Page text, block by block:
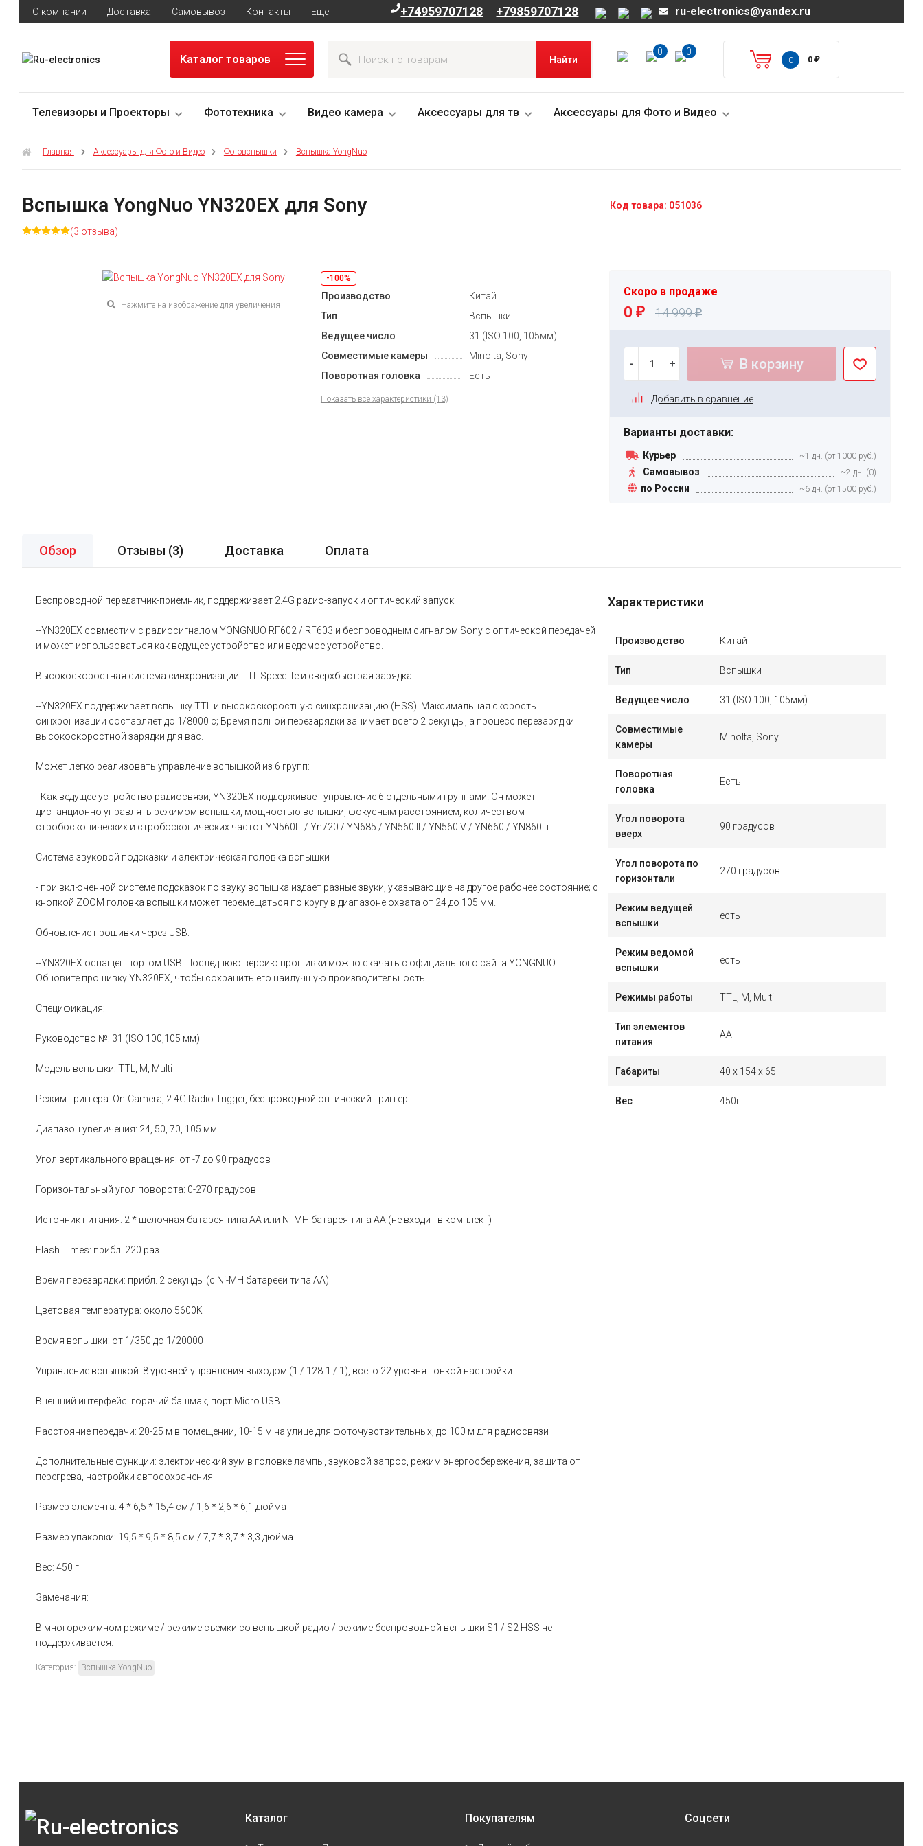
О компании Доставка Самовывоз Контакты Еще +74959707128 +79859707128 ru-electronics@yandex.ru
Каталог товаров Найти
0 0
0 0₽
Телевизоры и Проекторы Фототехника Видео камера Аксессуары для тв Аксессуары для Фото и Видео
Главная Аксессуары для Фото и Видео Фотовспышки Вспышка YongNuo
Вспышка YongNuo YN320EX для Sony Код товара: 051036
(3 отзыва)
Нажмите на изображение для увеличения
-100%
Производство
Китай
Тип
Вспышки
Ведущее число
31 (ISO 100, 105мм)
Совместимые камеры
Minolta, Sony
Поворотная головка
Есть
Показать все характеристики (13)
Скоро в продаже
0 ₽ 14 999₽
- + В корзину
Добавить в сравнение
Варианты доставки:
Курьер ~1 дн. (от 1000 руб.)
Самовывоз ~2 дн. (0)
по России ~6 дн. (от 1500 руб.)
Обзор Отзывы (3) Доставка Оплата
Беспроводной передатчик-приемник, поддерживает 2.4G радио-запуск и оптический запуск:
--YN320EX совместим с радиосигналом YONGNUO RF602 / RF603 и беспроводным сигналом Sony с оптической передачей
и может использоваться как ведущее устройство или ведомое устройство.
Высокоскоростная система синхронизации TTL Speedlite и сверхбыстрая зарядка:
--YN320EX поддерживает вспышку TTL и высокоскоростную синхронизацию (HSS). Максимальная скорость
синхронизации составляет до 1/8000 с; Время полной перезарядки занимает всего 2 секунды, а процесс перезарядки
высокоскоростной зарядки для вас.
Может легко реализовать управление вспышкой из 6 групп:
- Как ведущее устройство радиосвязи, YN320EX поддерживает управление 6 отдельными группами. Он может
дистанционно управлять режимом вспышки, мощностью вспышки, фокусным расстоянием, количеством
стробоскопических и стробоскопических частот YN560Li / Yn720 / YN685 / YN560III / YN560IV / YN660 / YN860Li.
Система звуковой подсказки и электрическая головка вспышки
- при включенной системе подсказок по звуку вспышка издает разные звуки, указывающие на другое рабочее состояние; с
кнопкой ZOOM головка вспышки может перемещаться по кругу в диапазоне охвата от 24 до 105 мм.
Обновление прошивки через USB:
--YN320EX оснащен портом USB. Последнюю версию прошивки можно скачать с официального сайта YONGNUO.
Обновите прошивку YN320EX, чтобы сохранить его наилучшую производительность.
Спецификация:
Руководство №: 31 (ISO 100,105 мм)
Модель вспышки: TTL, M, Multi
Режим триггера: On-Camera, 2.4G Radio Trigger, беспроводной оптический триггер
Диапазон увеличения: 24, 50, 70, 105 мм
Угол вертикального вращения: от -7 до 90 градусов
Горизонтальный угол поворота: 0-270 градусов
Источник питания: 2 * щелочная батарея типа АА или Ni-MH батарея типа AA (не входит в комплект)
Flash Times: прибл. 220 раз
Время перезарядки: прибл. 2 секунды (с Ni-MH батареей типа АА)
Цветовая температура: около 5600K
Время вспышки: от 1/350 до 1/20000
Управление вспышкой: 8 уровней управления выходом (1 / 128-1 / 1), всего 22 уровня тонкой настройки
Внешний интерфейс: горячий башмак, порт Micro USB
Расстояние передачи: 20-25 м в помещении, 10-15 м на улице для фоточувствительных, до 100 м для радиосвязи
Дополнительные функции: электрический зум в головке лампы, звуковой запрос, режим энергосбережения, защита от
перегрева, настройки автосохранения
Размер элемента: 4 * 6,5 * 15,4 см / 1,6 * 2,6 * 6,1 дюйма
Размер упаковки: 19,5 * 9,5 * 8,5 см / 7,7 * 3,7 * 3,3 дюйма
Вес: 450 г
Замечания:
В многорежимном режиме / режиме съемки со вспышкой радио / режиме беспроводной вспышки S1 / S2 HSS не
поддерживается.
Категория: Вспышка YongNuo
Характеристики
Производство Китай
Тип Вспышки
Ведущее число 31 (ISO 100, 105мм)
Совместимые
камеры
Minolta, Sony
Поворотная
головка
Есть
Угол поворота
вверх
90 градусов
Угол поворота по
горизонтали
270 градусов
Режим ведущей
вспышки
есть
Режим ведомой
вспышки
есть
Режимы работы TTL, M, Multi
Тип элементов
питания
АА
Габариты 40 x 154 x 65
Вес 450г
Каталог Покупателям Соцсети